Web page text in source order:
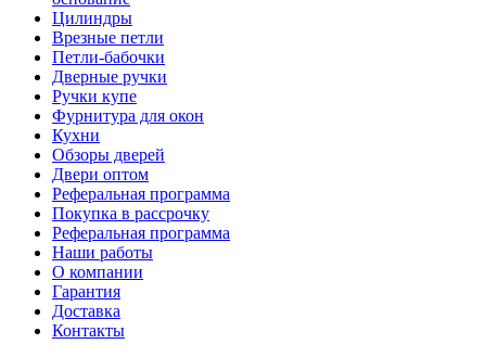
Цилиндры
Врезные петли
Петли-бабочки
Дверные ручки
Ручки купе
Фурнитура для окон
Кухни
Обзоры дверей
Двери оптом
Реферальная программа
Покупка в рассрочку
Реферальная программа
Наши работы
О компании
Гарантия
Доставка
Контакты